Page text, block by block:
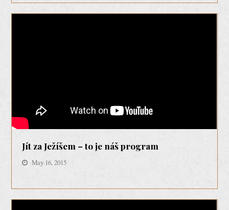
Jít za Ježíšem – to je náš program
May 16, 2015